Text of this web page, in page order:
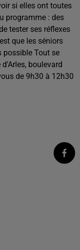
si elles ont toutes
programme : des
tester ses réflexes
que les séniors
possible Tout se
boulevard
de 9h30 à 12h30